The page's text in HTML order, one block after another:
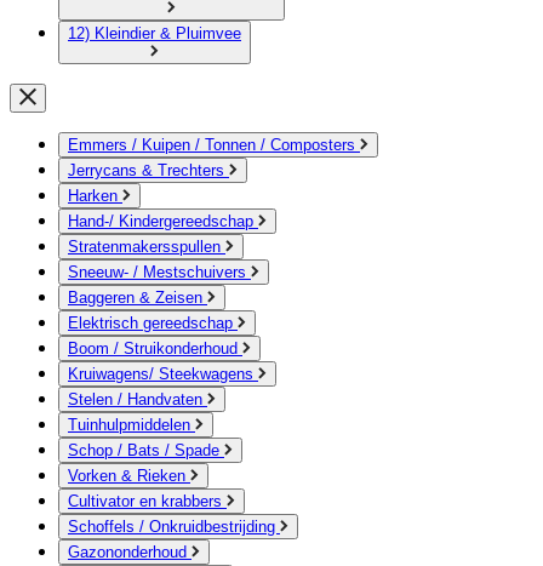
12) Kleindier & Pluimvee
Emmers / Kuipen / Tonnen / Composters
Jerrycans & Trechters
Harken
Hand-/ Kindergereedschap
Stratenmakersspullen
Sneeuw- / Mestschuivers
Baggeren & Zeisen
Elektrisch gereedschap
Boom / Struikonderhoud
Kruiwagens/ Steekwagens
Stelen / Handvaten
Tuinhulpmiddelen
Schop / Bats / Spade
Vorken & Rieken
Cultivator en krabbers
Schoffels / Onkruidbestrijding
Gazononderhoud